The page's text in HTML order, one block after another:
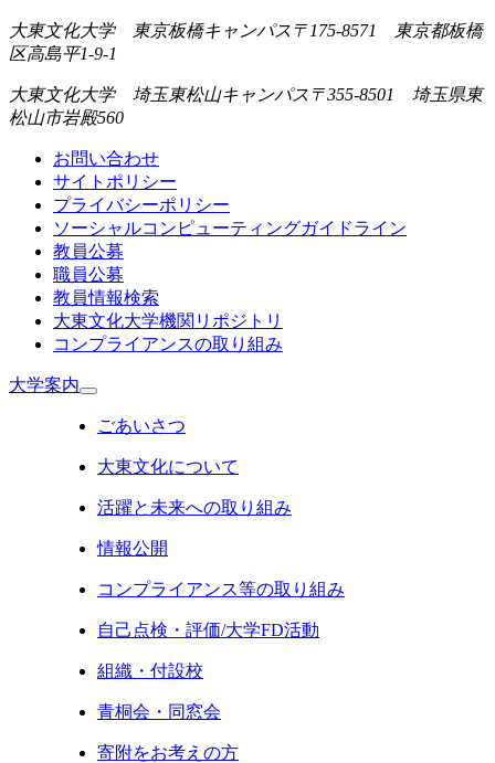
大東文化大学 東京板橋キャンパス 〒175-8571 東京都板橋
区高島平1-9-1
大東文化大学 埼玉東松山キャンパス 〒355-8501 埼玉県東
松山市岩殿560
お問い合わせ
サイトポリシー
プライバシーポリシー
ソーシャルコンピューティングガイドライン
教員公募
職員公募
教員情報検索
大東文化大学機関リポジトリ
コンプライアンスの取り組み
大学案内
ごあいさつ
大東文化について
活躍と未来への取り組み
情報公開
コンプライアンス等の取り組み
自己点検・評価/大学FD活動
組織・付設校
青桐会・同窓会
寄附をお考えの方